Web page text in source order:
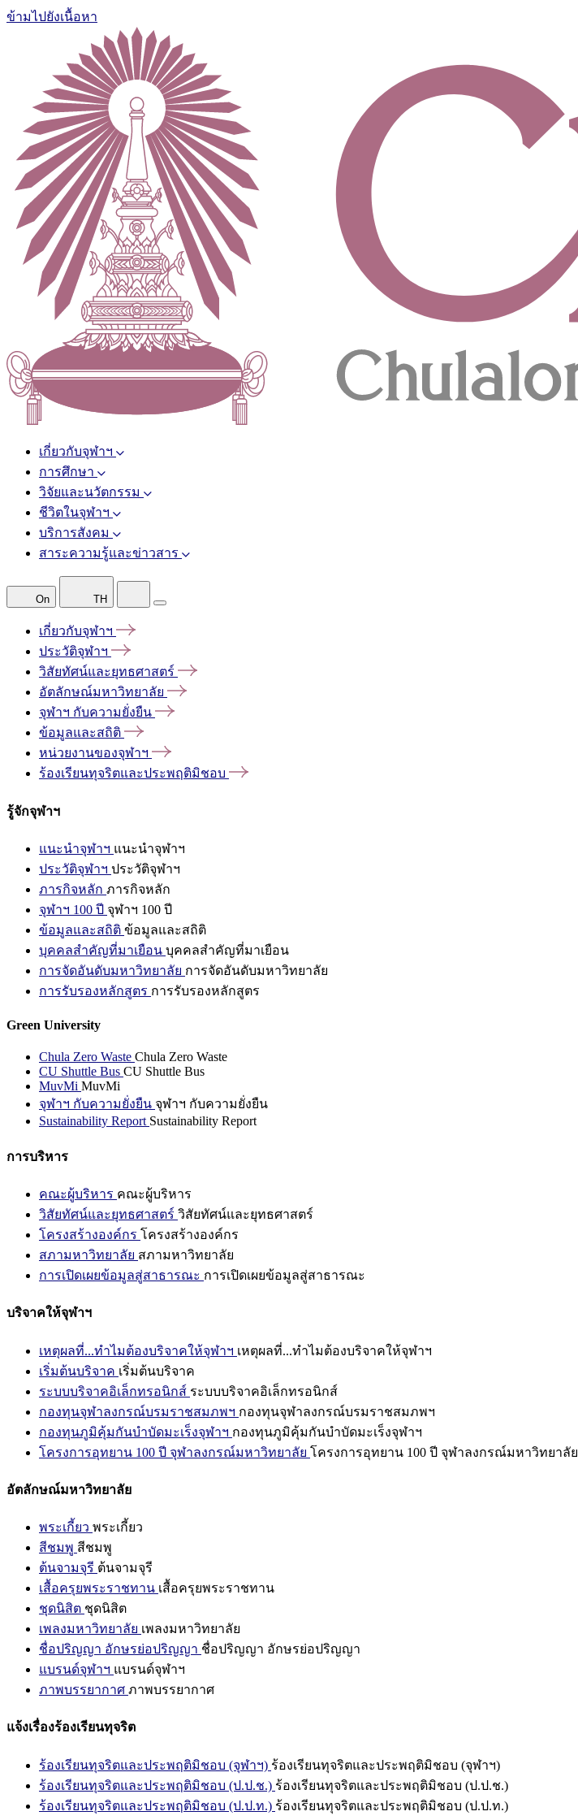
ข้ามไปยังเนื้อหา
เกี่ยวกับจุฬาฯ
การศึกษา
วิจัยและนวัตกรรม
ชีวิตในจุฬาฯ
บริการสังคม
สาระความรู้และข่าวสาร
On TH
เกี่ยวกับจุฬาฯ
ประวัติจุฬาฯ
วิสัยทัศน์และยุทธศาสตร์
อัตลักษณ์มหาวิทยาลัย
จุฬาฯ กับความยั่งยืน
ข้อมูลและสถิติ
หน่วยงานของจุฬาฯ
ร้องเรียนทุจริตและประพฤติมิชอบ
รู้จักจุฬาฯ
แนะนำจุฬาฯ แนะนำจุฬาฯ
ประวัติจุฬาฯ ประวัติจุฬาฯ
ภารกิจหลัก ภารกิจหลัก
จุฬาฯ 100 ปี จุฬาฯ 100 ปี
ข้อมูลและสถิติ ข้อมูลและสถิติ
บุคคลสำคัญที่มาเยือน บุคคลสำคัญที่มาเยือน
การจัดอันดับมหาวิทยาลัย การจัดอันดับมหาวิทยาลัย
การรับรองหลักสูตร การรับรองหลักสูตร
Green University
Chula Zero Waste Chula Zero Waste
CU Shuttle Bus CU Shuttle Bus
MuvMi MuvMi
จุฬาฯ กับความยั่งยืน จุฬาฯ กับความยั่งยืน
Sustainability Report Sustainability Report
การบริหาร
คณะผู้บริหาร คณะผู้บริหาร
วิสัยทัศน์และยุทธศาสตร์ วิสัยทัศน์และยุทธศาสตร์
โครงสร้างองค์กร โครงสร้างองค์กร
สภามหาวิทยาลัย สภามหาวิทยาลัย
การเปิดเผยข้อมูลสู่สาธารณะ การเปิดเผยข้อมูลสู่สาธารณะ
บริจาคให้จุฬาฯ
เหตุผลที่...ทำไมต้องบริจาคให้จุฬาฯ เหตุผลที่...ทำไมต้องบริจาคให้จุฬาฯ
เริ่มต้นบริจาค เริ่มต้นบริจาค
ระบบบริจาคอิเล็กทรอนิกส์ ระบบบริจาคอิเล็กทรอนิกส์
กองทุนจุฬาลงกรณ์บรมราชสมภพฯ กองทุนจุฬาลงกรณ์บรมราชสมภพฯ
กองทุนภูมิคุ้มกันบำบัดมะเร็งจุฬาฯ กองทุนภูมิคุ้มกันบำบัดมะเร็งจุฬาฯ
โครงการอุทยาน 100 ปี จุฬาลงกรณ์มหาวิทยาลัย โครงการอุทยาน 100 ปี จุฬาลงกรณ์มหาวิทยาลัย
อัตลักษณ์มหาวิทยาลัย
พระเกี้ยว พระเกี้ยว
สีชมพู สีชมพู
ต้นจามจุรี ต้นจามจุรี
เสื้อครุยพระราชทาน เสื้อครุยพระราชทาน
ชุดนิสิต ชุดนิสิต
เพลงมหาวิทยาลัย เพลงมหาวิทยาลัย
ชื่อปริญญา อักษรย่อปริญญา ชื่อปริญญา อักษรย่อปริญญา
แบรนด์จุฬาฯ แบรนด์จุฬาฯ
ภาพบรรยากาศ ภาพบรรยากาศ
แจ้งเรื่องร้องเรียนทุจริต
ร้องเรียนทุจริตและประพฤติมิชอบ (จุฬาฯ) ร้องเรียนทุจริตและประพฤติมิชอบ (จุฬาฯ)
ร้องเรียนทุจริตและประพฤติมิชอบ (ป.ป.ช.) ร้องเรียนทุจริตและประพฤติมิชอบ (ป.ป.ช.)
ร้องเรียนทุจริตและประพฤติมิชอบ (ป.ป.ท.) ร้องเรียนทุจริตและประพฤติมิชอบ (ป.ป.ท.)